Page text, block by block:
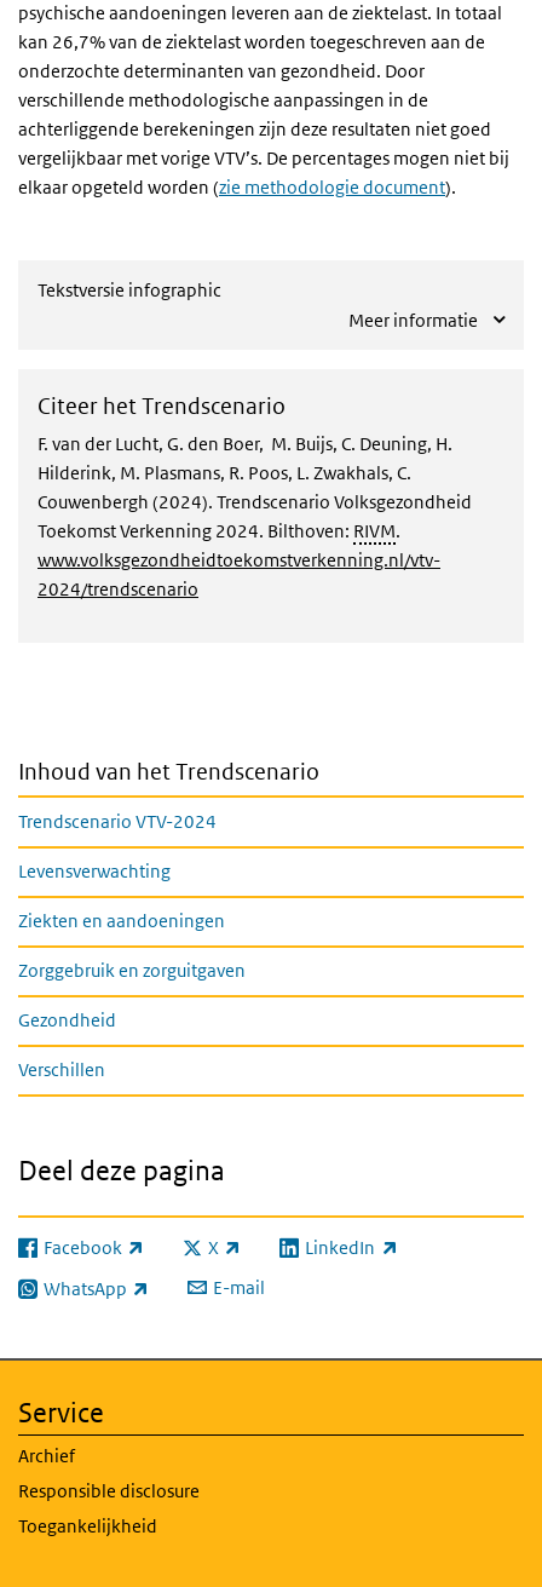
psychische aandoeningen leveren aan de ziektelast. In totaal
kan 26,7% van de ziektelast worden toegeschreven aan de
onderzochte determinanten van gezondheid. Door
verschillende methodologische aanpassingen in de
achterliggende berekeningen zijn deze resultaten niet goed
vergelijkbaar met vorige VTV’s. De percentages mogen niet bij
elkaar opgeteld worden (zie methodologie document).
Tekstversie infographic
Meer informatie
Citeer het Trendscenario
F. van der Lucht, G. den Boer, M. Buijs, C. Deuning, H.
Hilderink, M. Plasmans, R. Poos, L. Zwakhals, C.
Couwenbergh (2024). Trendscenario Volksgezondheid
Toekomst Verkenning 2024. Bilthoven: RIVM.
www.volksgezondheidtoekomstverkenning.nl/vtv-
2024/trendscenario
Inhoud van het Trendscenario
Trendscenario VTV-2024
Levensverwachting
Ziekten en aandoeningen
Zorggebruik en zorguitgaven
Gezondheid
Verschillen
Deel deze pagina
Facebook
(externe link) X
(externe link) LinkedIn
(externe link)
WhatsApp
(externe link) E-mail
Service
Archief
Responsible disclosure
Toegankelijkheid